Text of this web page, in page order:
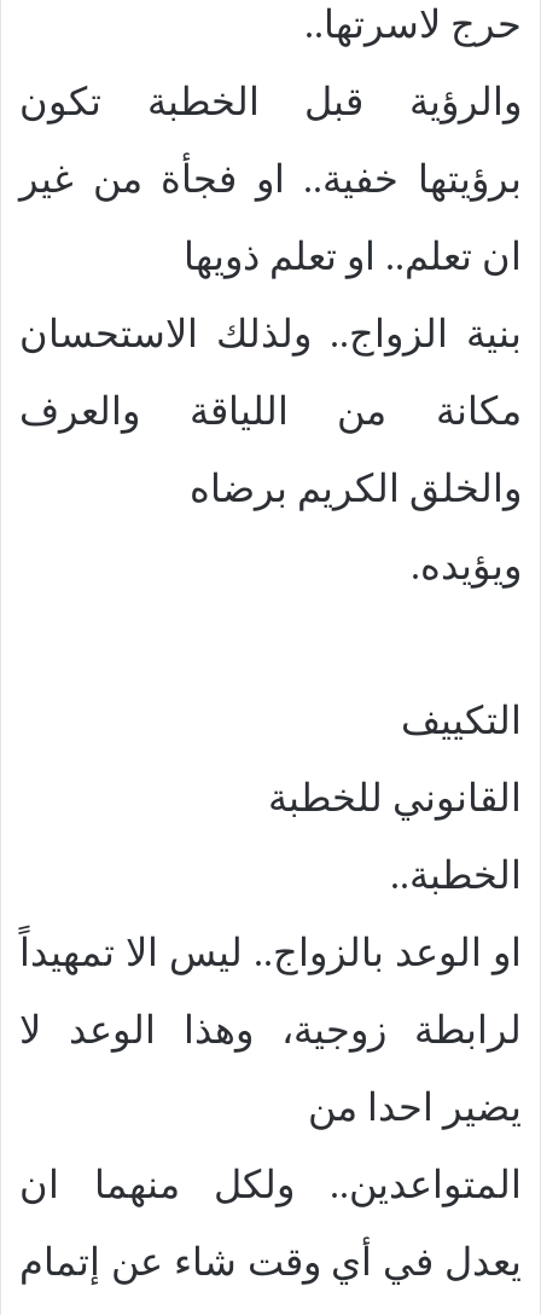
حرج لاسرتها..
والرؤية قبل الخطبة تكون
برؤيتها خفية.. او فجأة من غير
ان تعلم.. او تعلم ذويها
بنية الزواج.. ولذلك الاستحسان
مكانة من اللياقة والعرف
والخلق الكريم برضاه
ويؤيده.
التكييف
القانوني للخطبة
الخطبة..
او الوعد بالزواج.. ليس الا تمهيداً
لرابطة زوجية، وهذا الوعد لا
يضير احدا من
المتواعدين.. ولكل منهما ان
يعدل في أي وقت شاء عن إتمام